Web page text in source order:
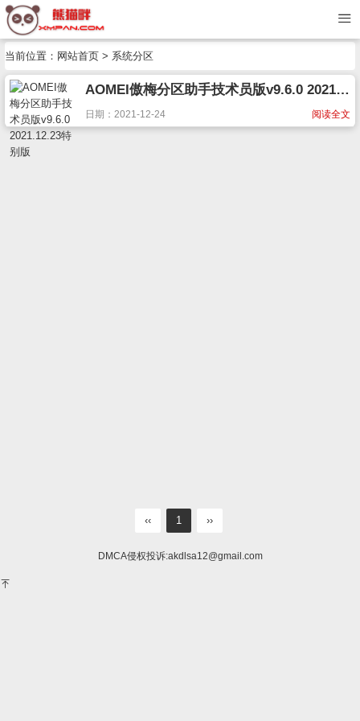
当前位置： 网站首页 > 系统分区
AOMEI傲梅分区助手技术员版v9.6.0 2021.12.23特别版
阅读全文
日期：2021-12-24
‹‹ 1 ››
DMCA侵权投诉:akdlsa12@gmail.com